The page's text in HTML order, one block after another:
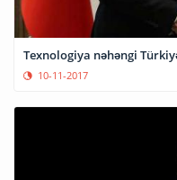
Texnologiya nəhəngi
10-11-2017